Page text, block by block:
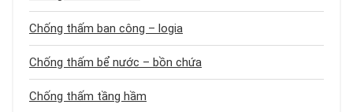
Chống thấm ban công – logia
Chống thấm bể nước – bồn chứa
Chống thấm tầng hầm